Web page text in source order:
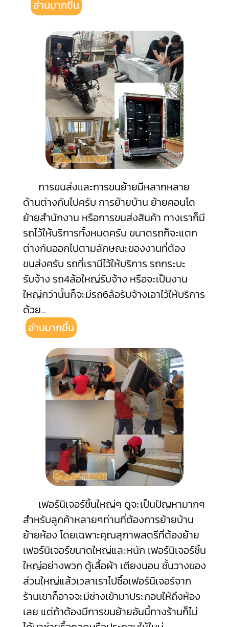
อ่านมากขึ้น
การขนส่งและการขนย้ายมีหลากหลาย
ด้านต่างกันไปครับ การย้ายบ้าน ย้ายคอนโด
ย้ายสำนักงาน หรือการขนส่งสินค้า ทางเราก็มี
รถไว้ให้บริการทั้งหมดครับ ขนาดรถก็จะแตก
ต่างกันออกไปตามลักษณะของงานที่ต้อง
ขนส่งครับ รถที่เรามีไว้ให้บริการ รถกระบะ
รับจ้าง รถ4ล้อใหญ่รับจ้าง หรือจะเป็นงาน
ใหญ่กว่านั้นก็จะมีรถ6ล้อรับจ้างเอาไว้ให้บริการ
ด้วย...
อ่านมากขึ้น
เฟอร์นิเจอร์ชิ้นใหญ่ๆ ดูจะเป็นปัญหามากๆ
สำหรับลูกค้าหลายๆท่านที่ต้องการย้ายบ้าน
ย้ายห้อง โดยเฉพาะคุณสุภาพสตรีที่ต้องย้าย
เฟอร์นิเจอร์ขนาดใหญ่และหนัก เฟอร์นิเจอร์ชิ้น
ใหญ่อย่างพวก ตู้เสื้อผ้า เตียงนอน ชั้นวางของ
ส่วนใหญ่แล้วเวลาเราไปซื้อเฟอร์นิเจอร์จาก
ร้านเขาก็อาจจะมีช่างเข้ามาประกอบให้ถึงห้อง
เลย แต่ถ้าต้องมีการขนย้ายอันนี้ทางร้านก็ไม่